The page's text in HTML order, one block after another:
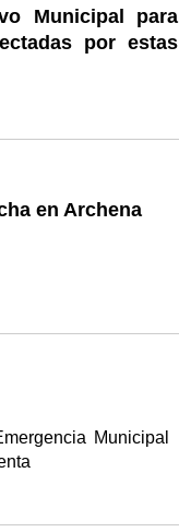
Municipal para
por estas
en Archena
Municipal